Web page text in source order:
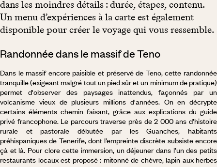
dans les moindres détails : durée, étapes, contenu.
Un menu d’expériences à la carte est également
disponible pour créer le voyage qui vous ressemble.
Randonnée dans le massif de Teno
Dans le massif encore paisible et préservé de Teno, cette randonnée
tranquille (exigeant malgré tout un pied sûr et un minimum de pratique)
permet d'observer des paysages inattendus, façonnés par un
volcanisme vieux de plusieurs millions d'années. On en décrypte
certains éléments chemin faisant, grâce aux explications du guide
privé francophone. Le parcours traverse près de 2 000 ans d’histoire
rurale et pastorale débutée par les Guanches, habitants
préhispaniques de Tenerife, dont l’empreinte discrète subsiste encore
çà et là. Pour clore cette immersion, un déjeuner dans l’un des petits
restaurants locaux est proposé : mitonné de chèvre, lapin aux herbes